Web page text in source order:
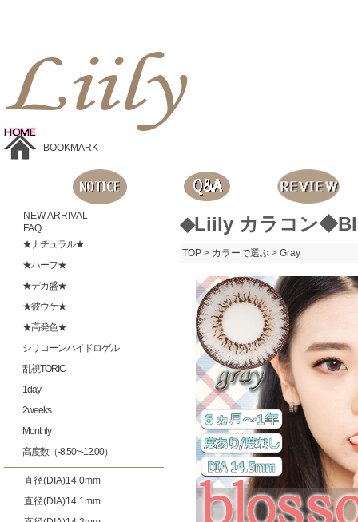
BOOKMARK
NEW ARRIVAL
FAQ
★ナチュラル★
★ハーフ★
★デカ盛★
★彼ウケ★
★高発色★
シリコーンハイドロゲル
乱視TORIC
1day
2weeks
Monthly
高度数（-8.50~-12.00）
直径(DIA)14.0mm
直径(DIA)14.1mm
◆Liily カラコン
TOP > カラーで選ぶ > Gray